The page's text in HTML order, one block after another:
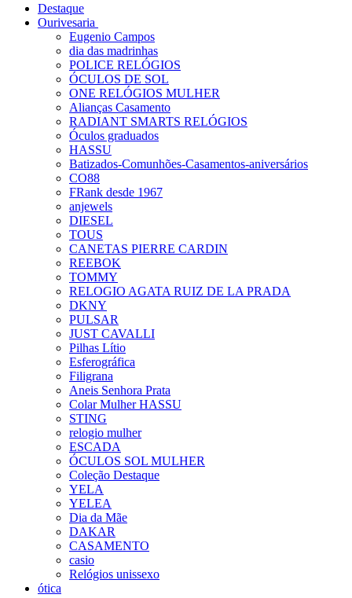
Destaque
Ourivesaria
Eugenio Campos
dia das madrinhas
POLICE RELÓGIOS
ÓCULOS DE SOL
ONE RELÓGIOS MULHER
Alianças Casamento
RADIANT SMARTS RELÓGIOS
Óculos graduados
HASSU
Batizados-Comunhões-Casamentos-aniversários
CO88
FRank desde 1967
anjewels
DIESEL
TOUS
CANETAS PIERRE CARDIN
REEBOK
TOMMY
RELOGIO AGATA RUIZ DE LA PRADA
DKNY
PULSAR
JUST CAVALLI
Pilhas Lítio
Esferográfica
Filigrana
Aneis Senhora Prata
Colar Mulher HASSU
STING
relogio mulher
ESCADA
ÓCULOS SOL MULHER
Coleção Destaque
YELA
YELEA
Dia da Mãe
DAKAR
CASAMENTO
casio
Relógios unissexo
ótica